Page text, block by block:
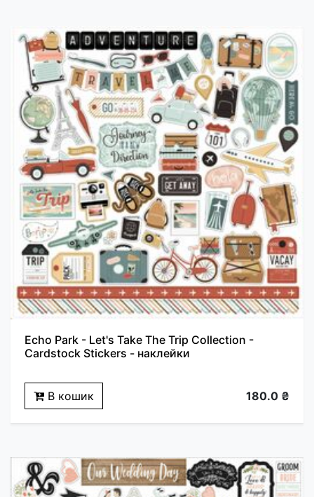
Echo Park - Let's Take The Trip Collection -
Cardstock Stickers - наклейки
В кошик 180.0 ₴